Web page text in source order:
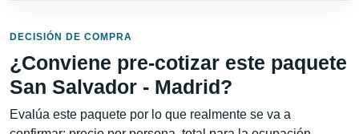
DECISIÓN DE COMPRA
¿Conviene pre-cotizar este paquete
San Salvador - Madrid?
Evalúa este paquete por lo que realmente se va a